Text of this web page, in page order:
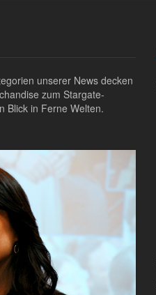
unserer News decken
zum Stargate-
Blick in Ferne Welten.